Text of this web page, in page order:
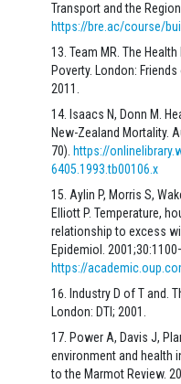
Transport and the
https://bre.ac/course/
Team MR. The
Poverty. London:
2011.
Isaacs N, Donn M.
New-Zealand Mortality.
70). https://
6405.1993.tb00106.x
Aylin P, Morris S,
Elliott P. Temperature,
relationship to excess
Epidemiol.
https://
Industry D of T and.
London: DTI; 2001.
Power A, Davis J,
environment and health
to the Marmot Review.